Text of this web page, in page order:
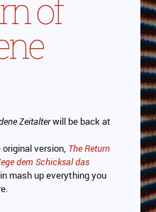
of
Zeitalterwill be back at
version, The Return
dem Schicksal das
mash up everything you